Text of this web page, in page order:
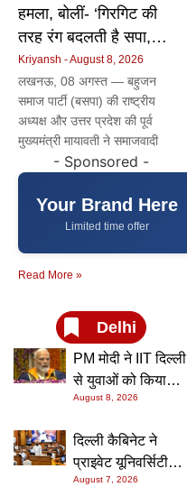
हमला, बोलीं- ‘गिरगिट की
तरह रंग बदलती है सपा,
बसपा सर्वसमाज हितैषी
अम्बेडकरवादी पार्टी’
Kriyansh August 8, 2026
लखनऊ, 08 अगस्त — बहुजन
समाज पार्टी (बसपा) की राष्ट्रीय
अध्यक्ष और उत्तर प्रदेश की पूर्व
मुख्यमंत्री मायावती ने समाजवादी
- Sponsored -
Your Brand Here
Limited time offer
Read More »
Delhi
PM मोदी ने IIT दिल्ली
से युवाओं को किया
संबोधित, Gen-Z से
नई सोच और समाधान
ही बनाएंगे भविष्य
August 8, 2026
दिल्ली कैबिनेट ने
प्राइवेट यूनिवर्सिटी
बिल-2026 को दी
August 7, 2026